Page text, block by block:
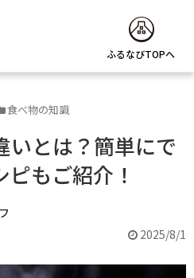
ふるなびTOPへ
食べ物の知識
いとは？簡単にで
もご紹介！
2025/8/1